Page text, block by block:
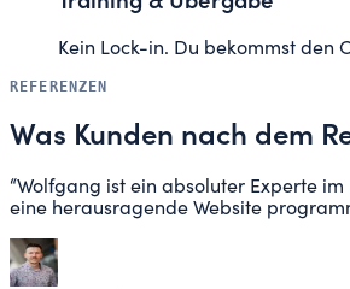
Kein Lock-in. Du bekommst den
REFERENZEN
Was Kunden nach dem
“Wolfgang ist ein absoluter Experte
eine herausragende Website